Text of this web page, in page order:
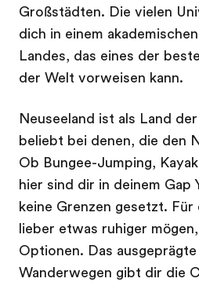
Großstädten. Die vielen
dich in einem
Landes, das eines der
der Welt vorweisen kann.
Neuseeland ist als Land
beliebt bei denen, die den
Ob Bungee-Jumping,
hier sind dir in deinem Gap
keine Grenzen gesetzt. Für
lieber etwas ruhiger
Optionen. Das
Wanderwegen gibt dir die